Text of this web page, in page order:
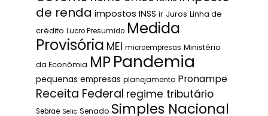
de renda impostos INSS ir Juros Linha de
crédito Lucro Presumido Medida
Provisória MEI microempresas Ministério
da Econômia MPPandemia
pequenas empresas planejamento Pronampe
Receita Federal regime tributário
Sebrae Selic Senado Simples Nacional